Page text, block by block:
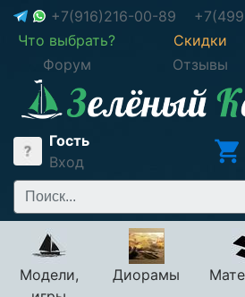
+7(916)216-00-89
Что выбрать?
Скидки
Форум
Отзывы
Гость
Вход
Модели,
Диорамы